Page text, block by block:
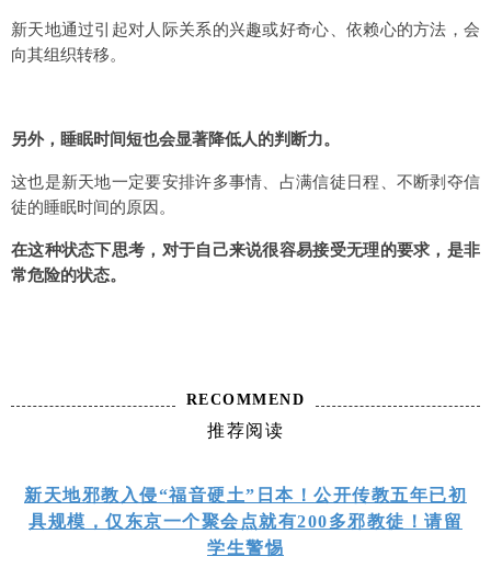
新天地通过引起对人际关系的兴趣或好奇心、依赖心的方法，会
向其组织转移。
另外，睡眠时间短也会显著降低人的判断力。
这也是新天地一定要安排许多事情、占满信徒日程、不断剥夺信
徒的睡眠时间的原因。
在这种状态下思考，对于自己来说很容易接受无理的要求，是非
常危险的状态。
RECOMMEND
推荐阅读
新天地邪教入侵“福音硬土”日本！公开传教五年已初
具规模，仅东京一个聚会点就有200多邪教徒！请留
学生警惕